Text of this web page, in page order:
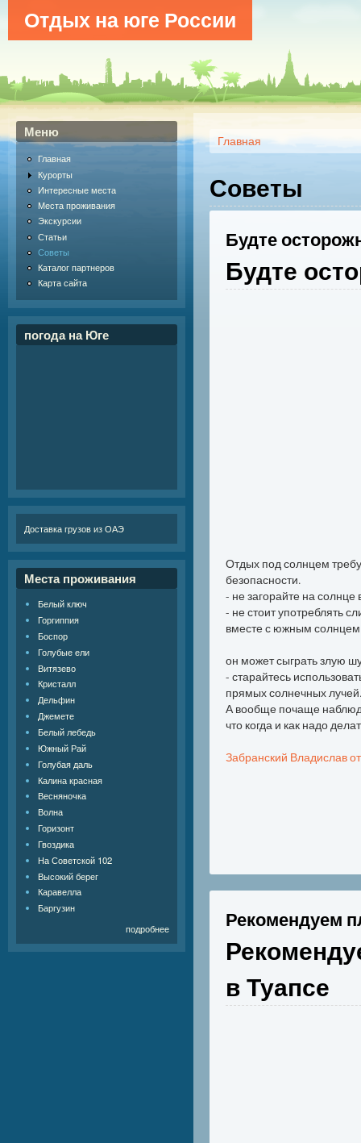
Отдых на юге России
Главная
Советы
Будте
Будте
Отдых под солнцем
безопасности.
- не загорайте на солнце
- не стоит употреблять
вместе с южным солнцем
он может сыграть злую
- старайтесь
прямых солнечных лучей.
А вообще почаще
что когда и как надо
Забранский Владислав
Рекомендуем
в Туапсе
Меню
Главная
Курорты
Интересные места
Места проживания
Экскурсии
Статьи
Советы
Каталог партнеров
Карта сайта
погода на Юге
Доставка грузов из ОАЭ
Места проживания
Белый ключ
Горгиппия
Боспор
Голубые ели
Витязево
Кристалл
Дельфин
Джемете
Белый лебедь
Южный Рай
Голубая даль
Калина красная
Весняночка
Волна
Горизонт
Гвоздика
На Советской 102
Высокий берег
Каравелла
Баргузин
подробнее